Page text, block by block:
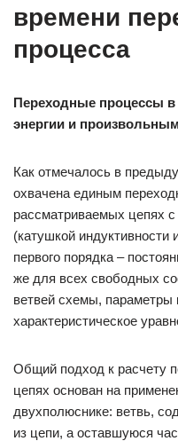
времени
процесса
Переходные процессы
энергии и
Как отмечалось в
охвачена единым
рассматриваемых цепях
(катушкой индуктивности
первого порядка –
же для всех свободных
ветвей схемы, параметры
характеристическое
Общий подход к расчету
цепях основан на
двухполюснике: ветвь,
из цепи, а оставшуюся